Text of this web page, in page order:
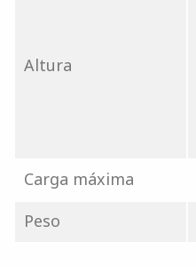
Altura
Carga máxima
Peso